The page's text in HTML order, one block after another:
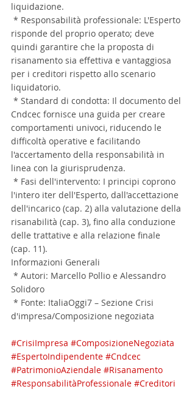
liquidazione.
risponde del proprio operato; deve
quindi garantire che la proposta di
risanamento sia effettiva e vantaggiosa
per i creditori rispetto allo scenario
liquidatorio.
Cndcec fornisce una guida per creare
comportamenti univoci, riducendo le
difficoltà operative e facilitando
l'accertamento della responsabilità in
linea con la giurisprudenza.
l'intero iter dell'Esperto, dall'accettazione
dell'incarico (cap. 2) alla valutazione della
risanabilità (cap. 3), fino alla conduzione
delle trattative e alla relazione finale
(cap. 11).
Informazioni Generali
Solidoro
d'impresa/Composizione negoziata
#CrisiImpresa #ComposizioneNegoziata
#EspertoIndipendente #Cndcec
#PatrimonioAziendale #Risanamento
#ResponsabilitàProfessionale #Creditori